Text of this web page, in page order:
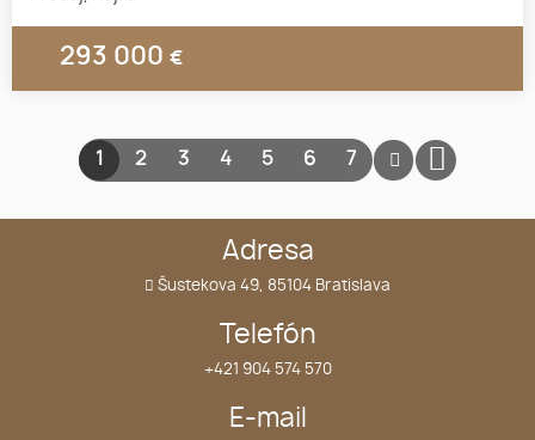
293 000 €
1 2 3 4 5 6 7
Adresa
Šustekova 49, 85104 Bratislava
Telefón
+421 904 574 570
E-mail